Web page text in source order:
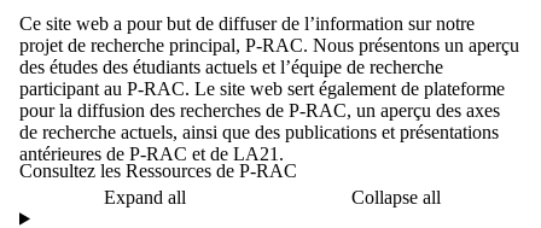
Ce site web a pour but de diffuser de l’information sur notre
projet de recherche principal, P-RAC. Nous présentons un aperçu
des études des étudiants actuels et l’équipe de recherche
participant au P-RAC. Le site web sert également de plateforme
pour la diffusion des recherches de P-RAC, un aperçu des axes
de recherche actuels, ainsi que des publications et présentations
antérieures de P-RAC et de LA21.
Consultez les Ressources de P-RAC
Expand all
Collapse all